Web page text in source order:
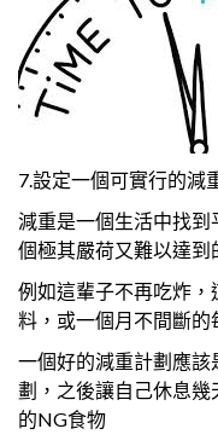
7.設定一個可實行的減
減重是一個生活中找
個極其嚴荷又難以達到
例如這輩子不再吃炸
料，或一個月不間斷的
一個好的減重計劃應
劃，之後讓自己休息
的NG食物